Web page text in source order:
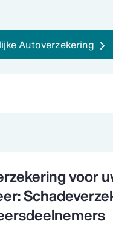
Autoverzekering
voor